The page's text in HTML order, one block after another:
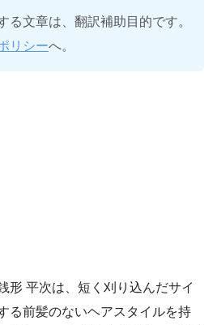
る文章は、翻訳補助目的です。
リシーへ。
形 平次は、短く刈り込んだサイ
る前髪のないヘアスタイルを持